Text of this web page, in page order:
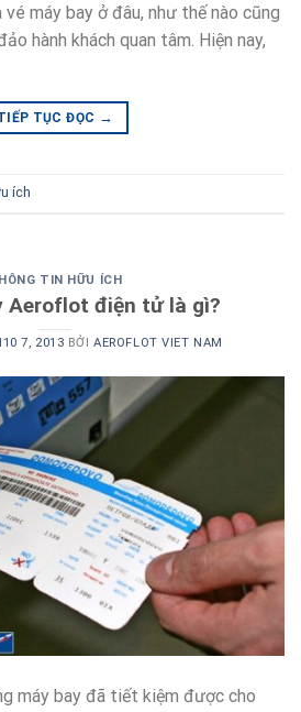
máy bay ở đâu, như thế nào cũng
hành khách quan tâm. Hiện nay,
TỤC ĐỌC →
ích
TIN HỮU ÍCH
Aeroflot điện tử là gì?
7, 2013 BỞIAEROFLOT VIET NAM
máy bay đã tiết kiệm được cho